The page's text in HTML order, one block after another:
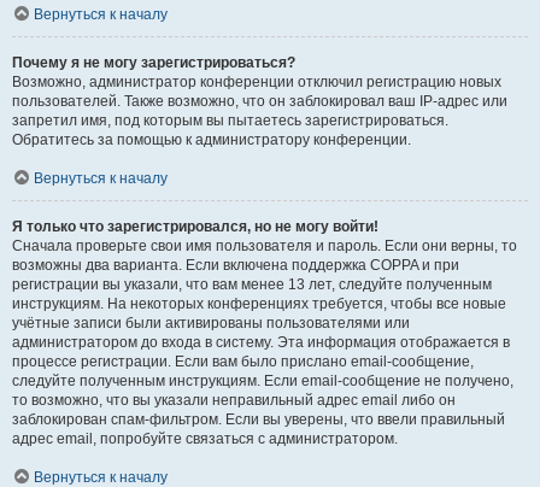
Вернуться к началу
Почему я не могу зарегистрироваться?
Возможно, администратор конференции отключил регистрацию новых
пользователей. Также возможно, что он заблокировал ваш IP-адрес или
запретил имя, под которым вы пытаетесь зарегистрироваться.
Обратитесь за помощью к администратору конференции.
Вернуться к началу
Я только что зарегистрировался, но не могу войти!
Сначала проверьте свои имя пользователя и пароль. Если они верны, то
возможны два варианта. Если включена поддержка COPPA и при
регистрации вы указали, что вам менее 13 лет, следуйте полученным
инструкциям. На некоторых конференциях требуется, чтобы все новые
учётные записи были активированы пользователями или
администратором до входа в систему. Эта информация отображается в
процессе регистрации. Если вам было прислано email-сообщение,
следуйте полученным инструкциям. Если email-сообщение не получено,
то возможно, что вы указали неправильный адрес email либо он
заблокирован спам-фильтром. Если вы уверены, что ввели правильный
адрес email, попробуйте связаться с администратором.
Вернуться к началу